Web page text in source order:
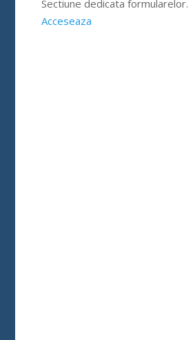
Sectiune dedicata formularelor.
Acceseaza